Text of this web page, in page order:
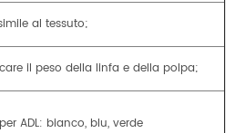
al tessuto;
il peso della linfa e della polpa;
ADL: bianco, blu, verde